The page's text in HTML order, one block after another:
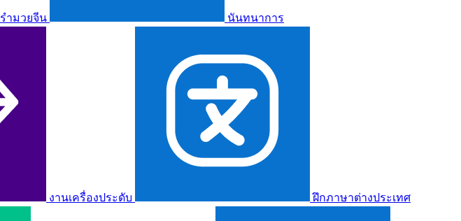
รำมวยจีน นันทนาการ
งานเครื่องประดับ ฝึกภาษาต่างประเทศ